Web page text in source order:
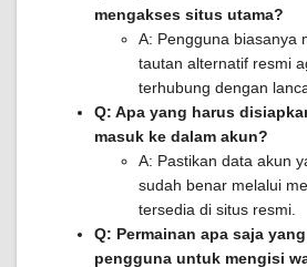
mengakses situs utama?
A: Pengguna biasanya
tautan alternatif resmi
terhubung dengan
Q: Apa yang harus
masuk ke dalam akun?
A: Pastikan data akun
sudah benar melalui
tersedia di situs resmi.
Q: Permainan apa saja
pengguna untuk mengisi